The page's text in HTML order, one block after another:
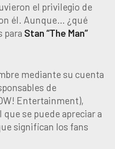
el privilegio de
él. Aunque… ¿qué
para Stan “The Man”
mediante su cuenta
de
Entertainment),
se puede apreciar a
significan los fans